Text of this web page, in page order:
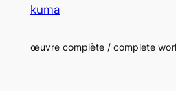
kuma
œuvre complète / complete